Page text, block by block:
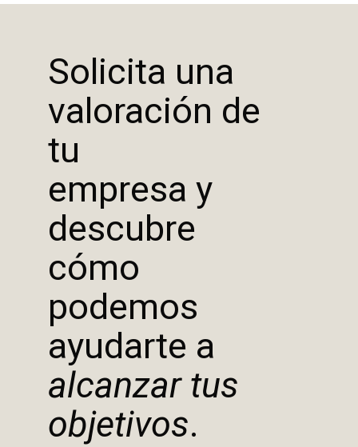
Solicita una
valoración de
tu
empresa y
descubre
cómo
podemos
ayudarte a
alcanzar tus
objetivos.